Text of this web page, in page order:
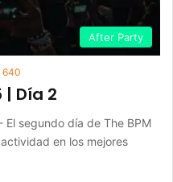
After Party
640
| Día 2
El segundo día de The BPM
en los mejores